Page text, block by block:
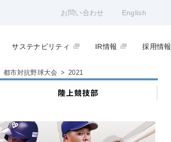
お問い合わせ English
サステナビリティ IR情報 採用情報
都市対抗野球大会 > 2021